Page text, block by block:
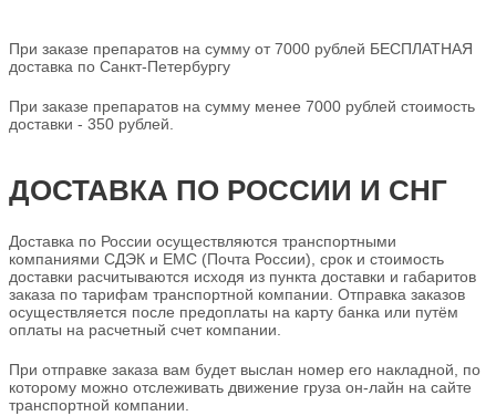
При заказе препаратов на сумму от 7000 рублей БЕСПЛАТНАЯ
доставка по Санкт-Петербургу
При заказе препаратов на сумму менее 7000 рублей стоимость
доставки - 350 рублей.
ДОСТАВКА ПО РОССИИ И СНГ
Доставка по России осуществляются транспортными
компаниями СДЭК и ЕМС (Почта России), срок и стоимость
доставки расчитываются исходя из пункта доставки и габаритов
заказа по тарифам транспортной компании. Отправка заказов
осуществляется после предоплаты на карту банка или путём
оплаты на расчетный счет компании.
При отправке заказа вам будет выслан номер его накладной, по
которому можно отслеживать движение груза он-лайн на сайте
транспортной компании.